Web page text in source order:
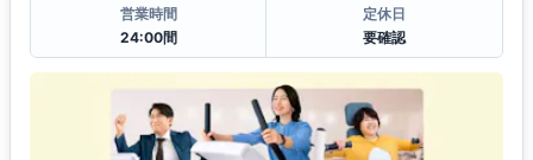
営業時間
24:00間
定休日
要確認